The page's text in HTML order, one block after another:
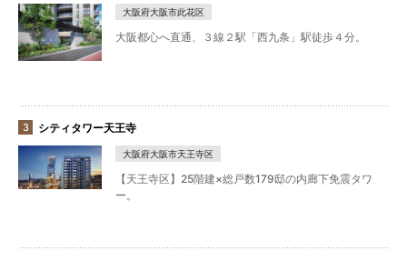
大阪府大阪市此花区
大阪都心へ直通、３線２駅「西九条」駅徒歩４分。
シティタワー天王寺
大阪府大阪市天王寺区
【天王寺区】25階建×総戸数179邸の内廊下免震タワ
ー。